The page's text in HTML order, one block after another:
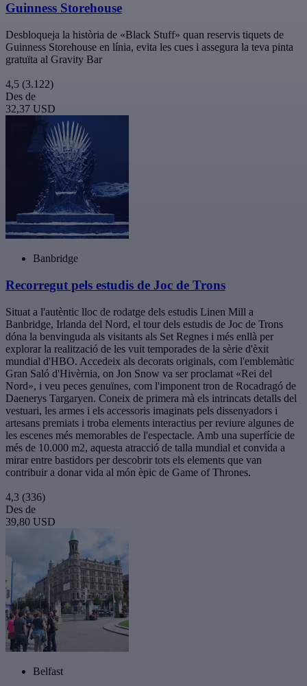
Guinness Storehouse
Desbloqueja la història de «Black Stuff» quan reservis tiquets de
Guinness Storehouse en línia, evita les cues i assegura la teva pinta
gratuïta al Gravity Bar
4,5 (3.122)
Des de
32,37 USD
Banbridge
Recorregut pels estudis de Joc de Trons
Situat a l'autèntic lloc de rodatge dels estudis Linen Mill a
Banbridge, Irlanda del Nord, el tour dels estudis de Joc de Trons
dóna la benvinguda als visitants als Set Regnes i més enllà per
explorar la realització de les vuit temporades de la sèrie d'èxit
mundial d'HBO. Accedeix als decorats originals, com l'emblemàtic
Gran Saló d'Hivèrnia, on Jon Snow va ser proclamat «Rei del
Nord», i veu peces genuïnes, com l'imponent tron de Rocadragó de
Daenerys Targaryen. Coneix de primera mà els intrincats detalls del
vestuari, les armes i els accessoris imaginats pels dissenyadors i
artesans premiats i troba elements interactius per reviure algunes de
les escenes més memorables de l'espectacle. Amb una superfície de
més de 10.000 m2, aquesta atracció de talla mundial et convida a
mirar entre bastidors per descobrir tots els elements que van
contribuir a donar vida al món èpic de Game of Thrones.
4,3 (336)
Des de
39,80 USD
Belfast